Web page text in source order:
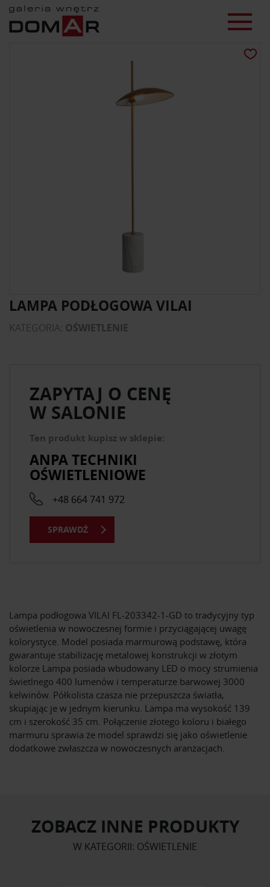
LAMPA PODŁOGOWA VILAI
KATEGORIA: OŚWIETLENIE
Lampa podłogowa VILAI FL-203342-1-GD to tradycyjny typ
oświetlenia w nowoczesnej formie i przyciągającej uwagę
kolorystyce. Model posiada marmurową podstawę, która
gwarantuje stabilizację metalowej konstrukcji w złotym
kolorze Lampa posiada wbudowany LED o mocy strumienia
świetlnego 400 lumenów i temperaturze barwowej 3000
kelwinów. Półkolista czasza nie przepuszcza światła,
skupiając je w jednym kierunku. Lampa ma wysokość 139
cm i szerokość 35 cm. Połączenie złotego koloru i białego
marmuru sprawia że model sprawdzi się jako oświetlenie
dodatkowe zwłaszcza w nowoczesnych aranżacjach.
ZAPYTAJ O CENĘ
W SALONIE
Ten produkt kupisz w sklepie:
ANPA TECHNIKI
OŚWIETLENIOWE
+48 664 741 972
SPRAWDŹ
ZOBACZ INNE PRODUKTY
W KATEGORII: OŚWIETLENIE